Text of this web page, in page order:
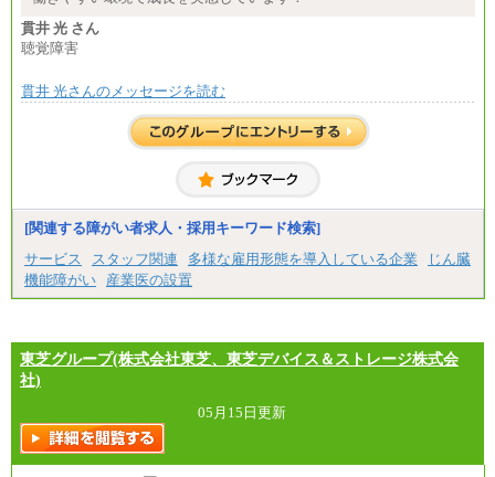
総合職 月給220,000～230,000円＋地域間調整給
整給
※詳細はJTBキャリアサイトよりご確認ください。
■(株)JTBコミュニケーションデザイン
総合職 月給230,000円
みなし残業手当：20,000円（一律支給）※みなし
残業手当の残業時間は10.43時間。
間に応じて、時間外手当等を支給。
エリアサポート職 月給188,000円
■（株）JTBグローバルマーケティング＆トラベル
※詳細はJTBキャリアサイトよりご確認ください。
■(株)JTBビジネストランスフォーム
貫井 光 さん
聴覚障害
貫井 光さんのメッセージを読む
[関連する障がい者求人・採用キーワード検索]
サービス
スタッフ関連 多様な雇用形態を導入している企業
じん臓
機能障がい
産業医の設置
東芝グループ(株式会社東芝、東芝デバイス＆ストレージ株式会
社)
05月15日更新